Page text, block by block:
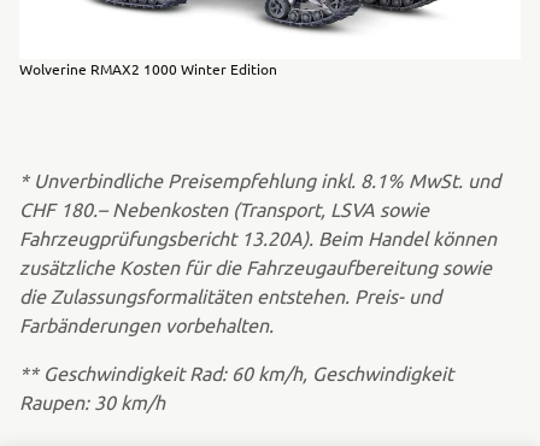
Wolverine RMAX2 1000 Winter Edition
* Unverbindliche Preisempfehlung inkl. 8.1% MwSt. und
CHF 180.– Nebenkosten (Transport, LSVA sowie
Fahrzeugprüfungsbericht 13.20A). Beim Handel können
zusätzliche Kosten für die Fahrzeugaufbereitung sowie
die Zulassungsformalitäten entstehen. Preis- und
Farbänderungen vorbehalten.
** Geschwindigkeit Rad: 60 km/h, Geschwindigkeit
Raupen: 30 km/h